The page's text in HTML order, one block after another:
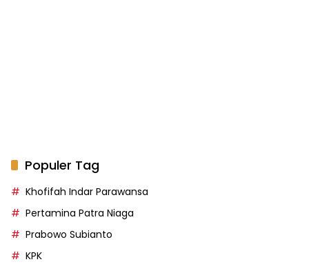
Populer Tag
Khofifah Indar Parawansa
Pertamina Patra Niaga
Prabowo Subianto
KPK